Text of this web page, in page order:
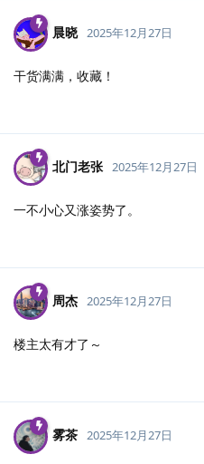
晨晓 2025年12月27日
干货满满，收藏！
北门老张 2025年12月27日
一不小心又涨姿势了。
周杰 2025年12月27日
楼主太有才了～
雾茶 2025年12月27日